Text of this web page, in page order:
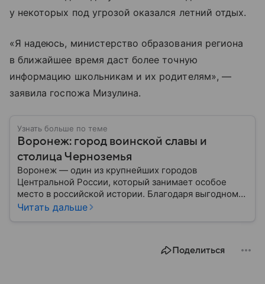
у некоторых под угрозой оказался летний отдых.
«Я надеюсь, министерство образования региона
в ближайшее время даст более точную
информацию школьникам и их родителям», —
заявила госпожа Мизулина.
Узнать больше по теме
Воронеж: город воинской славы и
столица Черноземья
Воронеж — один из крупнейших городов
Центральной России, который занимает особое
место в российской истории. Благодаря выгодному
расположению на юге европейской части страны
Читать дальше
Поделиться